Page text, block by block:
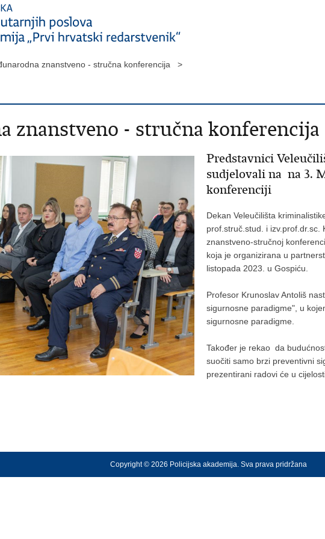
znanstveno - stručna konferencija >
znanstveno - stručna konferencija
Predstavnici
sudjelovali na na 3.
konferenciji
Dekan Veleučilišta
prof.struč.stud. i izv.prof.dr.sc.
znanstveno-stručnoj
koja je organizirana u
listopada 2023. u Gospiću.
Profesor Krunoslav Antoliš
sigurnosne paradigme", u
sigurnosne paradigme.
Također je rekao da
suočiti samo brzi preventivni
prezentirani radovi će u
Copyright © 2026 Policijska akademija. Sva prava pridržana